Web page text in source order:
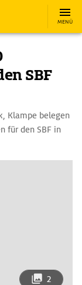
MENÜ
SBF
Klampe belegen
für den SBF in
2